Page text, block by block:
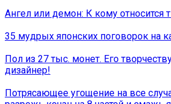
Ангел или демон: К кому относится
35 мудрых японских поговорок на
Пол из 27 тыс. монет. Его
дизайнер!
Потрясающее угощение на все